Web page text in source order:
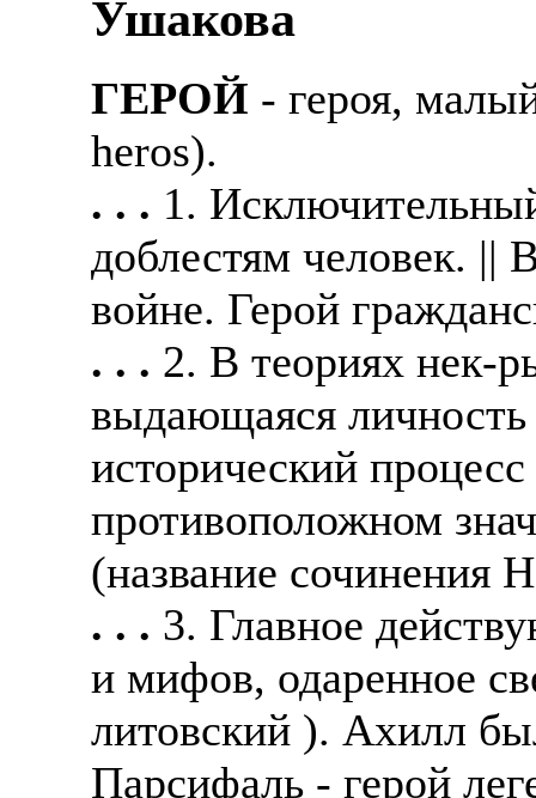
Ушакова
ГЕРОЙ - героя,
heros).
. . . 1.
доблестям человек. ||
войне. Герой
. . . 2. В теориях нек-
выдающаяся
исторический
противоположном
(название сочинения
. . . 3. Главное
и мифов, одаренное
литовский ). Ахилл
Парсифаль - герой